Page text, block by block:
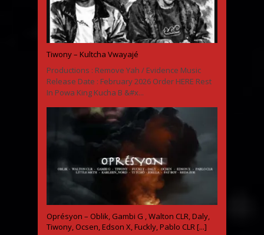
Tiwony – Kultcha Vwayajé
Productions : Remove Yah / Evidence Music
Release Date : February 2026 Order HERE Rest
In Powa King Kucha B &#x...
Oprésyon – Oblik, Gambi G , Walton CLR, Daly,
Tiwony, Ocsen, Edson X, Fuckly, Pablo CLR [...]